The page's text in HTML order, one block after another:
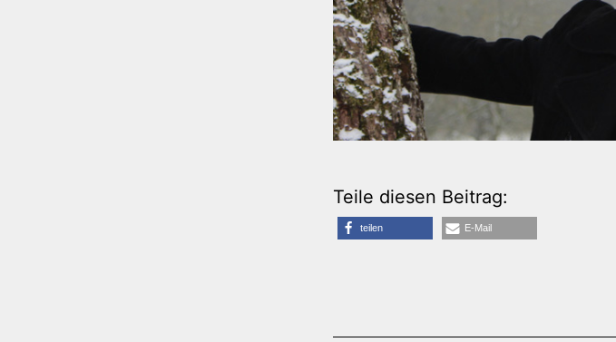
Teile diesen Beitrag:
teilen E-Mail